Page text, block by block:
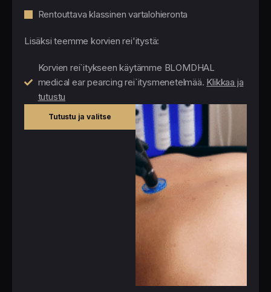
Rentouttava klassinen vartalohieronta
Lisäksi teemme korvien rei'itystä:
Korvien rei`itykseen käytämme BLOMDHAL
medical ear pearcing rei`itysmenetelmää. Klikkaa ja
tutustu
Tutustu ja valitse